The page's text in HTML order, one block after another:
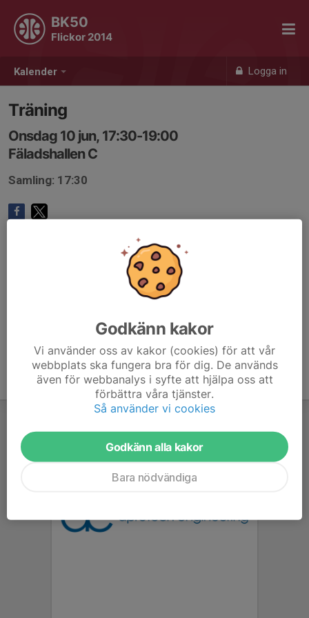
Kalender Logga in
BK50
Flickor 2014
Träning
Onsdag 10 jun, 17:30-19:00
Fäladshallen C
Samling: 17:30
Godkänn kakor
Vi använder oss av kakor (cookies) för att vår
webbplats ska fungera bra för dig. De används
även för webbanalys i syfte att hjälpa oss att
förbättra våra tjänster.
Så använder vi cookies
Godkänn alla kakor
Bara nödvändiga